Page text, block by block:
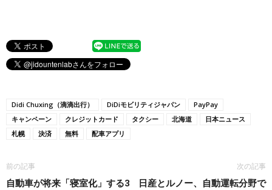
Didi Chuxing（滴滴出行） DiDiモビリティジャパン
PayPay
キャンペーン
クレジットカード タクシー 北海道
日本ニュース
札幌
決済 無料 配車アプリ
前の記事
自動車が将来「寝室化」する3
次の記事
日産とルノー、自動運転分野で